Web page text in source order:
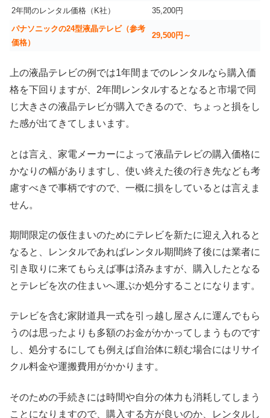
2年間のレンタル価格（K社）
35,200円
パナソニックの24型液晶テレビ（参考
価格）
29,500円～
上の液晶テレビの例では1年間までのレンタルなら購入価
格を下回りますが、2年間レンタルするとなると市場で同
じ大きさの液晶テレビが購入できるので、ちょっと損をし
た感が出てきてしまいます。
とは言え、家電メーカーによって液晶テレビの購入価格に
かなりの幅がありますし、使い終えた後の行き先なども考
慮すべきで事柄ですので、一概に損をしているとは言えま
せん。
期間限定の仮住まいのためにテレビを新たに迎え入れると
なると、レンタルであればレンタル期間終了後には業者に
引き取りに来てもらえば事は済みますが、購入したとなる
とテレビを次の住まいへ運ぶか処分することになります。
テレビを含む家財道具一式を引っ越し屋さんに運んでもら
うのは思ったよりも多額のお金がかかってしまうものです
し、処分するにしても例えば自治体に頼む場合にはリサイ
クル料金や運搬費用がかかります。
そのための手続きには時間や自分の体力も消耗してしまう
ことになりますので、購入する方が良いのか、レンタルし